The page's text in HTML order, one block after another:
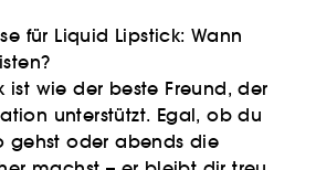
für Liquid Lipstick: Wann
ist wie der beste Freund, der
unterstützt. Egal, ob du
gehst oder abends die